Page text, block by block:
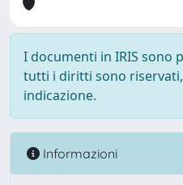
I documenti in IRIS sono
tutti i diritti sono
indicazione.
Informazioni